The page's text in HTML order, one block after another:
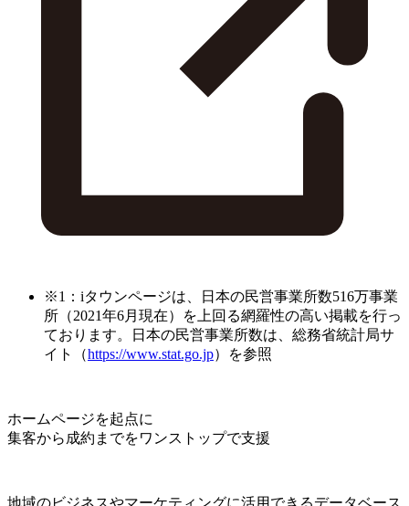
※1：iタウンページは、日本の民営事業所数516万事業
所（2021年6月現在）を上回る網羅性の高い掲載を行っ
ております。日本の民営事業所数は、総務省統計局サ
イト（https://www.stat.go.jp）を参照
ホームページを起点に
集客から成約までをワンストップで支援
地域のビジネスやマーケティングに活用できるデータベース